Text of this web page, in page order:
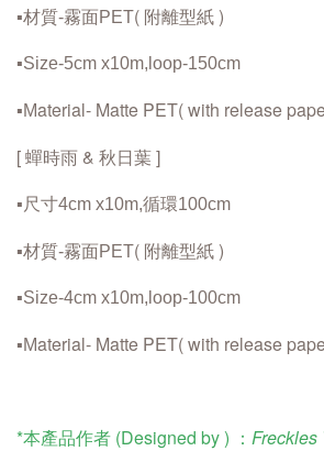
▪️材質-霧面PET( 附離型紙 )
▪️Size-5cm x10m,loop-150cm
▪️Material- Matte PET( with release
[ 蟬時雨 & 秋日葉 ]
▪️尺寸4cm x10m,循環100cm
▪️材質-霧面PET( 附離型紙 )
▪️Size-4cm x10m,loop-100cm
▪️Material- Matte PET( with release
*本產品作者 (Designed by ) ： Freckles